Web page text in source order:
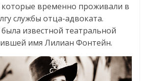
которые временно проживали в
службы отца-адвоката.
известной театральной
имя Лилиан Фонтейн.